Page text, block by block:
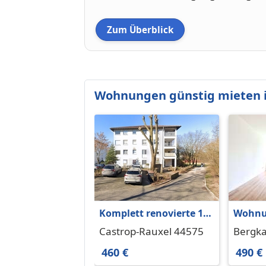
Zum Überblick
Wohnungen günstig mieten
Komplett renovierte 1-
Zimmer-Wohnung
Castrop-Rauxel 44575
460 €
in
490 €